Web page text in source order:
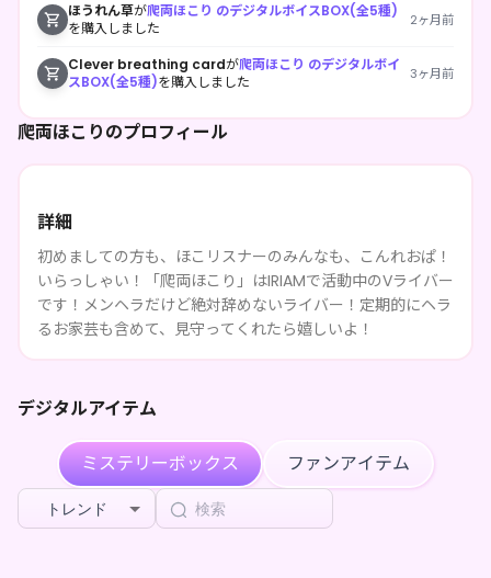
爬両ほこりのプロフィール
詳細
初めましての方も、ほこリスナーのみんなも、こんれおぱ！
いらっしゃい！「爬両ほこり」はIRIAMで活動中のVライバー
です！メンヘラだけど絶対辞めないライバー！定期的にヘラ
るお家芸も含めて、見守ってくれたら嬉しいよ！
デジタルアイテム
ミステリーボックス ファンアイテム
トレンド
ほうれん草が爬両ほこり のデジタルボイスBOX(全5種)
を購入しました
2ヶ月前
Clever breathing cardが爬両ほこり のデジタルボイ
スBOX(全5種)を購入しました 3ヶ月前